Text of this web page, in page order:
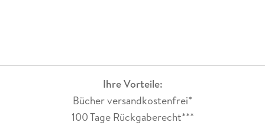
Ihre Vorteile:
Bücher versandkostenfrei*
100 Tage Rückgaberecht***